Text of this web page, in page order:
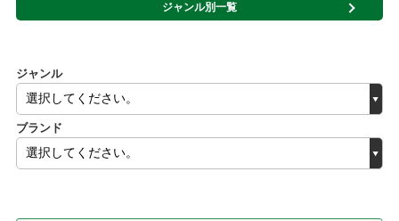
ジャンル
ブランド
ジャンル別一覧